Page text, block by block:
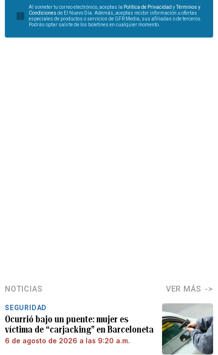
Al someter tu correo electrónico, aceptas la Política de Privacidad yTérminos y
Condiciones de El Nuevo Día. Además, aceptas recibir información u ofertas
especiales de productos o servicios de GFR Media, sus afiliadas o de terceros.
Podrás optar salirte de los boletines en cualquier momento.
NOTICIAS VER MÁS
SEGURIDAD
Ocurrió bajo un puente: mujer es
víctima de “carjacking” en Barceloneta
6 de agosto de 2026 a las 9:20 a.m.